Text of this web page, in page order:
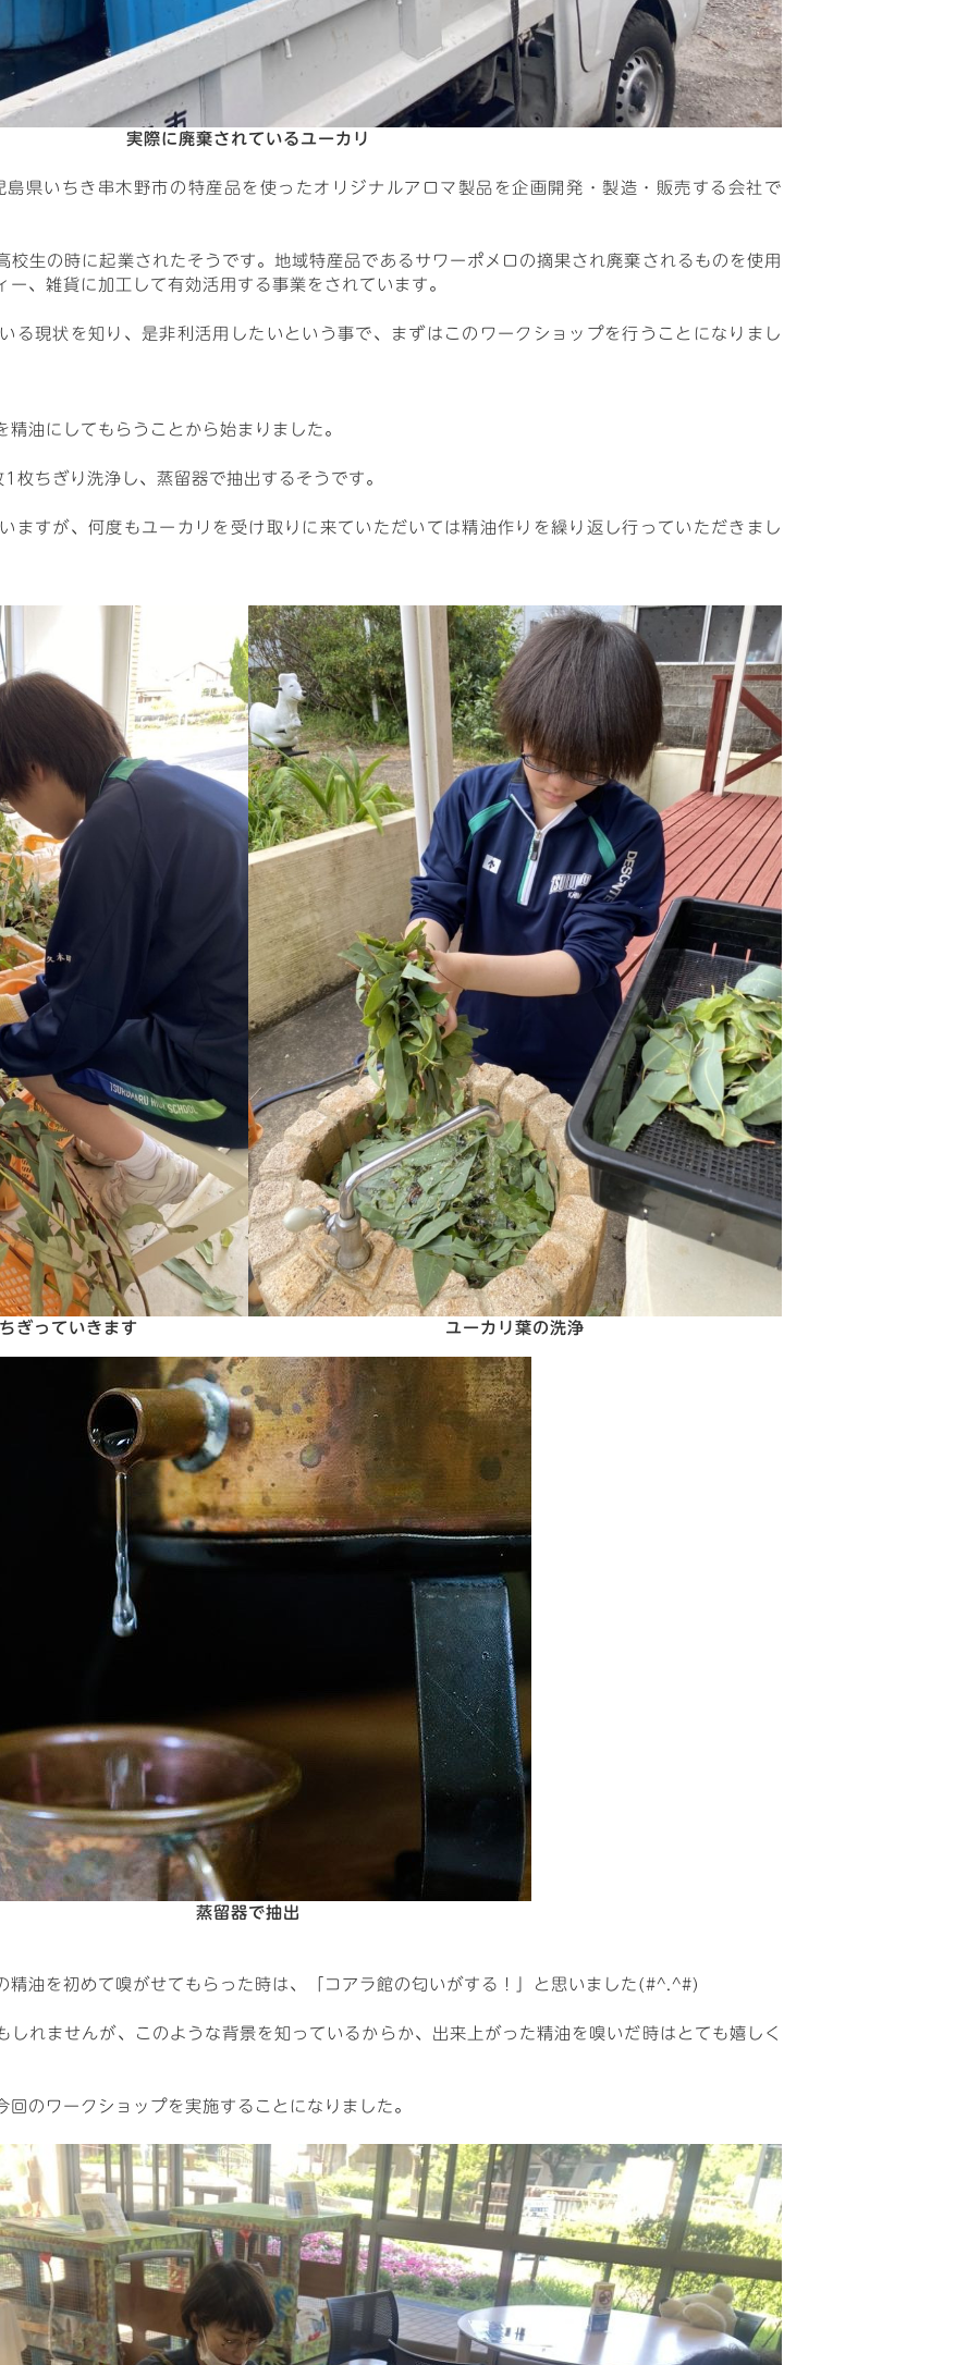
実際に廃棄されているユーカリ
県いちき串木野市の特産品を使ったオリジナルアロマ製品を企画開発・製造・販売する会社で
校生の時に起業されたそうです。地域特産品であるサワーポメロの摘果され廃棄されるものを使用
ー、雑貨に加工して有効活用する事業をされています。
る現状を知り、是非利活用したいという事で、まずはこのワークショップを行うことになりまし
油にしてもらうことから始まりました。
枚ちぎり洗浄し、蒸留器で抽出するそうです。
ますが、何度もユーカリを受け取りに来ていただいては精油作りを繰り返し行っていただきまし
ぎっていきます ユーカリ葉の洗浄
蒸留器で抽出
精油を初めて嗅がせてもらった時は、「コアラ館の匂いがする！」と思いました(#^.^#)
しれませんが、このような背景を知っているからか、出来上がった精油を嗅いだ時はとても嬉しく
のワークショップを実施することになりました。